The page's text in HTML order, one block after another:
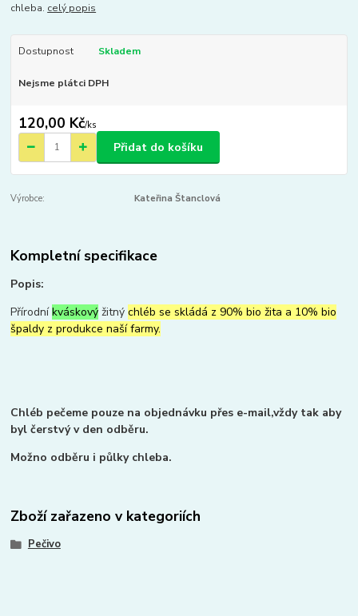
chleba. celý popis
Dostupnost Skladem
Nejsme plátci DPH
120,00 Kč/ks
Přidat do košíku
Výrobce: Kateřina Štanclová
Kompletní specifikace
Popis:
Přírodníkváskový žitnýchléb se skládá z 90% bio žita a 10% bio
špaldy z produkce naší farmy.
Chléb pečeme pouze na objednávku přes e-mail,vždy tak aby
byl čerstvý v den odběru.
Možno odběru i půlky chleba.
Zboží zařazeno v kategoriích
Pečivo